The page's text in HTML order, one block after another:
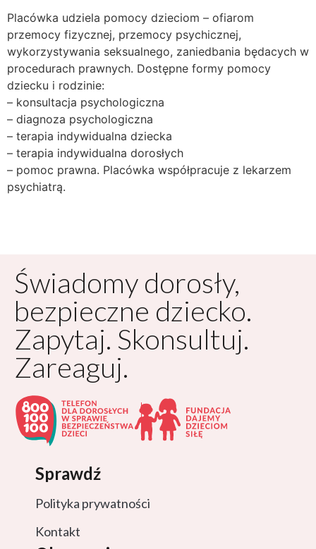
Placówka udziela pomocy dzieciom – ofiarom
przemocy fizycznej, przemocy psychicznej,
wykorzystywania seksualnego, zaniedbania będacych w
procedurach prawnych. Dostępne formy pomocy
dziecku i rodzinie:
– konsultacja psychologiczna
– diagnoza psychologiczna
– terapia indywidualna dziecka
– terapia indywidualna dorosłych
– pomoc prawna. Placówka współpracuje z lekarzem
psychiatrą.
Świadomy dorosły,
bezpieczne dziecko.
Zapytaj. Skonsultuj.
Zareaguj.
Sprawdź
Polityka prywatności
Kontakt